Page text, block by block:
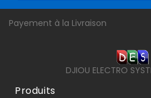
Payement à la Livraison
DJIOU ELECTRO
Produits